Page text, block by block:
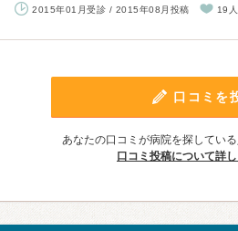
2015年01月受診 / 2015年08月投稿 19
口コミを
あなたの口コミが病院を探している
口コミ投稿について詳